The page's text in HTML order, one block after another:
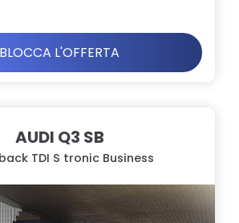
BLOCCA L'OFFERTA
AUDI Q3 SB
TDI S tronic Business